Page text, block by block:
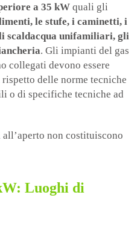
a 35 kW quali gli
le stufe, i caminetti, i
scaldacqua unifamiliari, gli
. Gli impianti del gas
collegati devono essere
delle norme tecniche
o di specifiche tecniche ad
non costituiscono
Luoghi di